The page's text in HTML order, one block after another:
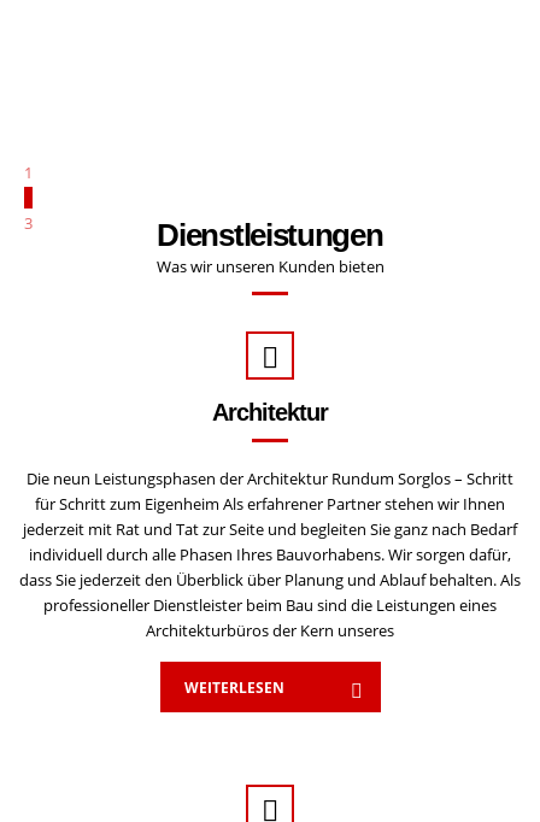
1
3
Dienstleistungen
Was wir unseren Kunden bieten
Architektur
Die neun Leistungsphasen der Architektur Rundum Sorglos – Schritt
für Schritt zum Eigenheim Als erfahrener Partner stehen wir Ihnen
jederzeit mit Rat und Tat zur Seite und begleiten Sie ganz nach Bedarf
individuell durch alle Phasen Ihres Bauvorhabens. Wir sorgen dafür,
dass Sie jederzeit den Überblick über Planung und Ablauf behalten. Als
professioneller Dienstleister beim Bau sind die Leistungen eines
Architekturbüros der Kern unseres
WEITERLESEN